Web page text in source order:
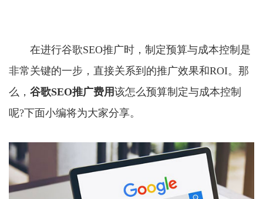
在进行谷歌SEO推广时，制定预算与成本控制是
非常关键的一步，直接关系到的推广效果和ROI。那
么， 谷歌SEO推广费用该怎么预算制定与成本控制
呢?下面小编将为大家分享。